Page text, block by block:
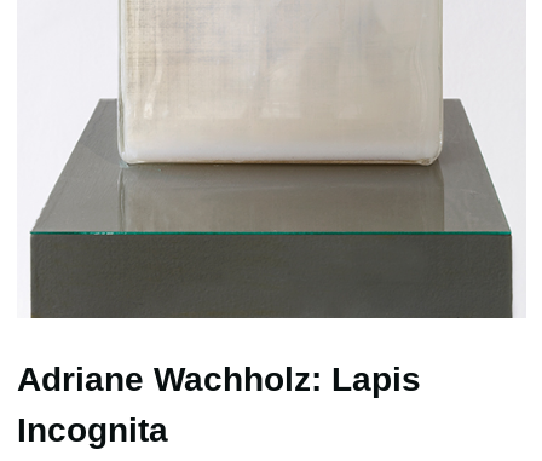
Adriane Wachholz: Lapis
Incognita